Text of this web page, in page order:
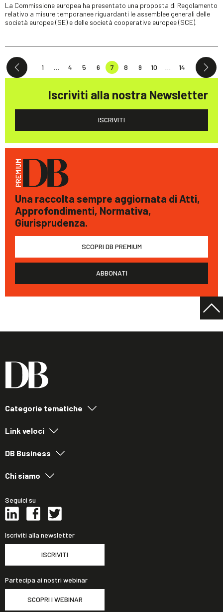
La Commissione europea ha presentato una proposta di Regolamento
relativo a misure temporanee riguardanti le assemblee generali delle
società europee (SE) e delle società cooperative europee (SCE).
1 4 5 6 7 8 9 10 14
Iscriviti alla nostra Newsletter
ISCRIVITI
Una raccolta sempre aggiornata di Atti,
Approfondimenti, Normativa,
Giurisprudenza.
SCOPRI DB PREMIUM
ABBONATI
Categorie tematiche
Link veloci
DB Business
Chi siamo
Seguici su
Iscriviti alla newsletter
ISCRIVITI
Partecipa ai nostri webinar
SCOPRI I WEBINAR